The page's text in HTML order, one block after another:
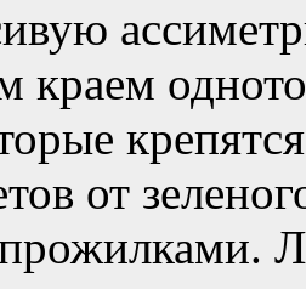
краем
от